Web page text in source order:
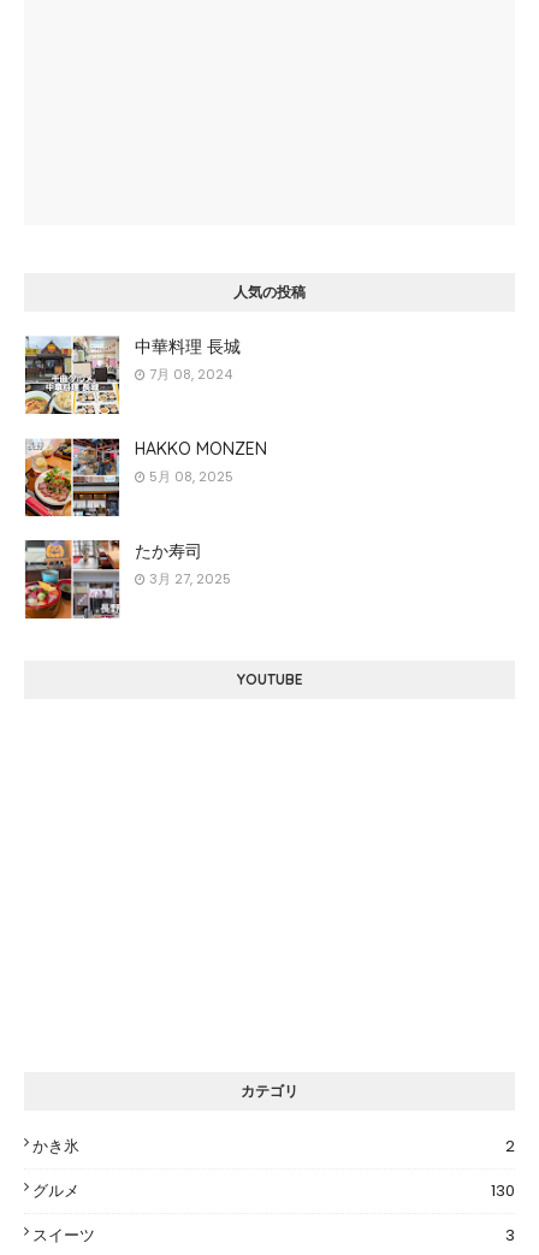
人気の投稿
中華料理 長城
7月 08, 2024
HAKKO MONZEN
5月 08, 2025
たか寿司
3月 27, 2025
YOUTUBE
カテゴリ
かき氷
2
グルメ
130
スイーツ
3